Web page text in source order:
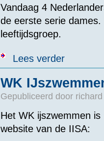
Vandaag 4
de eerste serie
leeftijdsgroep.
Lees verderover WK
WK
Gepubliceerd door
Het WK ijszwemmen
website van de IISA: